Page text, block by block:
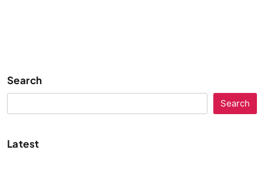
Search
Search
Latest